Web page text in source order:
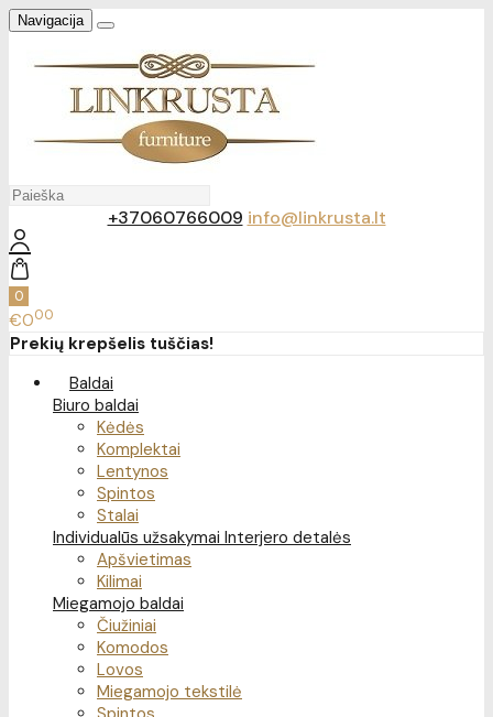
Navigacija
+37060766009 info@linkrusta.lt
0
€000
Prekių krepšelis tuščias!
Baldai
Biuro baldai
Kėdės
Komplektai
Lentynos
Spintos
Stalai
Individualūs užsakymai Interjero detalės
Apšvietimas
Kilimai
Miegamojo baldai
Čiužiniai
Komodos
Lovos
Miegamojo tekstilė